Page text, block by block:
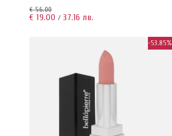
€ 56.00
€ 19.00 / 37.16 лв.
-53.85%